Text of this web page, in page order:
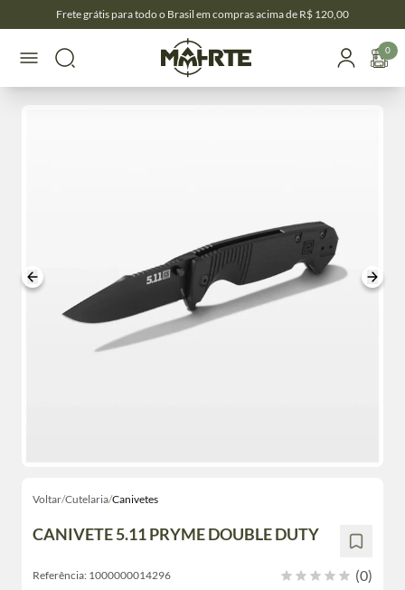
Frete grátis para todo o Brasil em compras acima de R$ 120,00
0
Voltar/Cutelaria/Canivetes
CANIVETE 5.11 PRYME DOUBLE DUTY
Referência: 1000000014296
(0)